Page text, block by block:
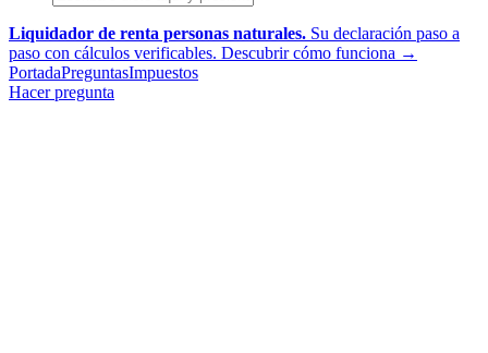
Liquidador de renta personas naturales. Su declaración paso a
paso con cálculos verificables. Descubrir cómo funciona →
PortadaPreguntasImpuestos
Hacer pregunta